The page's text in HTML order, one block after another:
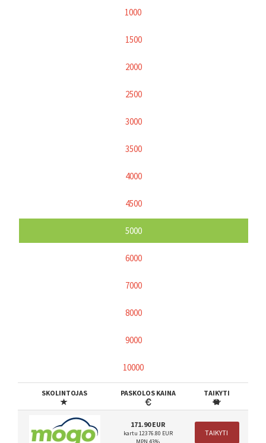
1000
1500
2000
2500
3000
3500
4000
4500
5000
6000
7000
8000
9000
10000
SKOLINTOJAS PASKOLOS KAINA TAIKYTI
171.90 EUR
kartu 12376.80 EUR
TAIKYTI